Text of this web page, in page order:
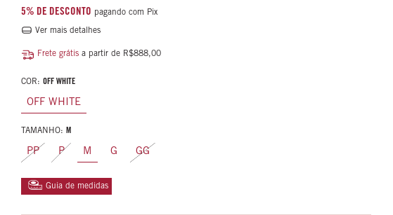
5% DE DESCONTO pagando com Pix
Ver mais detalhes
Frete grátis a partir de R$888,00
COR: OFF WHITE
OFF WHITE
TAMANHO: M
PP P M G GG
Guia de medidas